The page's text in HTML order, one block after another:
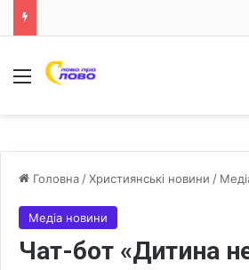
Меню
Головна /Християнські новини /
Медіа новини
Чат-бот «Дитина